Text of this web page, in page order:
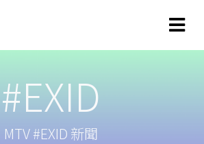
#EXID
MTV #EXID 新聞